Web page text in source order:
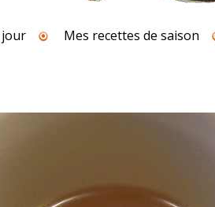
jour Mes recettes de saison